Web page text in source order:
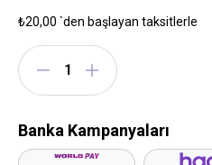
₺20,00 `den başlayan taksitlerle
Banka Kampanyaları